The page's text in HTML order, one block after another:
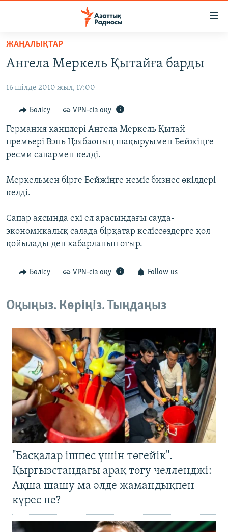
Skip
main
Skip
Navigation
Skip
to
AZATTYQTV
ҚАҢТАР ОҚИҒАСЫ
АДАМ ҚҰҚЫҚТАРЫ
ӘЛЕУМЕТ
АРНАЙЫ ЖОБАЛАР
Басқа тілдерде
ЖАҢАЛЫҚТАР
Ангела Меркель Қытайға барды
16 шілде 2010 жыл, 17:00
Бөлісу VPN-сіз оқу
Германия канцлері Ангела Меркель Қытай
премьері Вэнь Цзябаоның шақыруымен Бейжіңге
ресми сапармен келді.
Меркельмен бірге Бейжіңге неміс бизнес өкілдері
келді.
Сапар аясында екі ел арасындағы сауда-
экономикалық салада бірқатар келіссөздерге қол
қойылады деп хабарланып отыр.
Бөлісу VPN-сіз оқу Follow us
Оқыңыз. Көріңіз. Тыңдаңыз
"Басқалар ішпес үшін төгейік".
Қырғызстандағы арақ төгу челленджі:
Ақша шашу ма әлде жамандықпен
күрес пе?